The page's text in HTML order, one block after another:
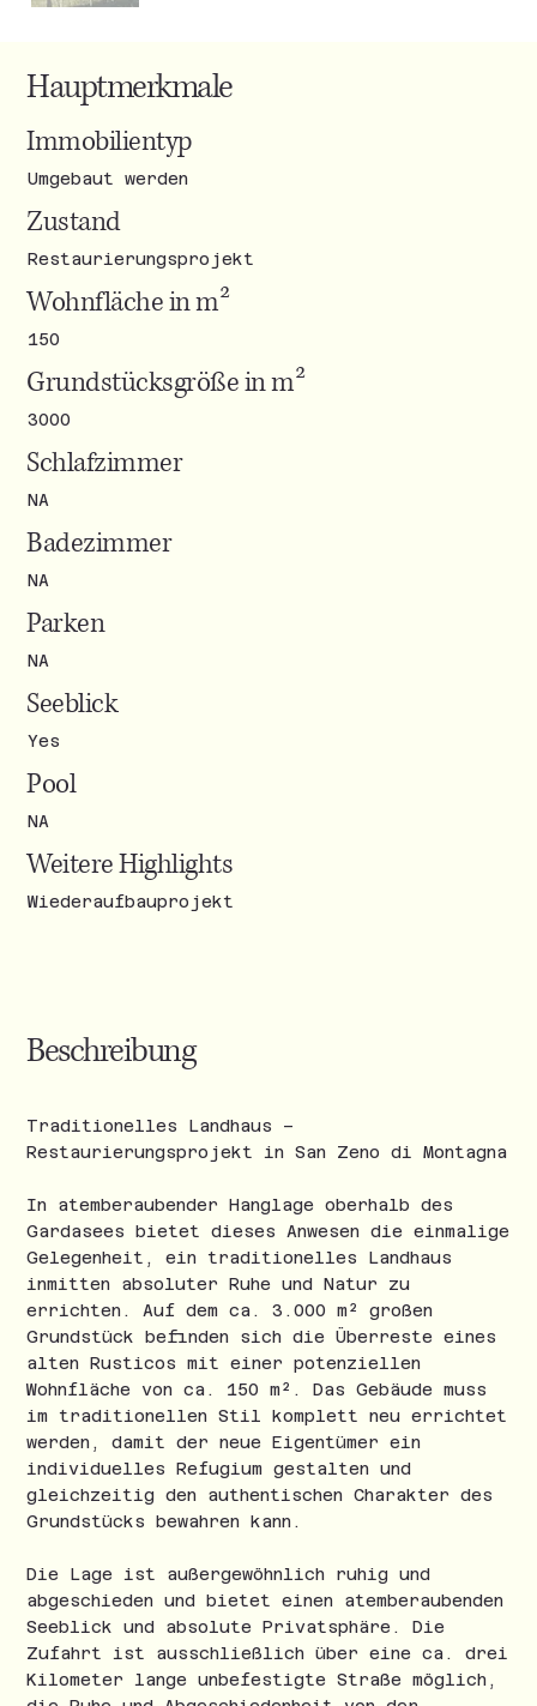
Hauptmerkmale
Immobilientyp
Umgebaut werden
Zustand
Restaurierungsprojekt
Wohnfläche in m²
150
Grundstücksgröße in m²
3000
Schlafzimmer
NA
Badezimmer
NA
Parken
NA
Seeblick
Yes
Pool
NA
Weitere Highlights
Wiederaufbauprojekt
Beschreibung
Traditionelles Landhaus –
Restaurierungsprojekt in San Zeno di Montagna
In atemberaubender Hanglage oberhalb des
Gardasees bietet dieses Anwesen die einmalige
Gelegenheit, ein traditionelles Landhaus
inmitten absoluter Ruhe und Natur zu
errichten. Auf dem ca. 3.000 m² großen
Grundstück befinden sich die Überreste eines
alten Rusticos mit einer potenziellen
Wohnfläche von ca. 150 m². Das Gebäude muss
im traditionellen Stil komplett neu errichtet
werden, damit der neue Eigentümer ein
individuelles Refugium gestalten und
gleichzeitig den authentischen Charakter des
Grundstücks bewahren kann.
Die Lage ist außergewöhnlich ruhig und
abgeschieden und bietet einen atemberaubenden
Seeblick und absolute Privatsphäre. Die
Zufahrt ist ausschließlich über eine ca. drei
Kilometer lange unbefestigte Straße möglich,